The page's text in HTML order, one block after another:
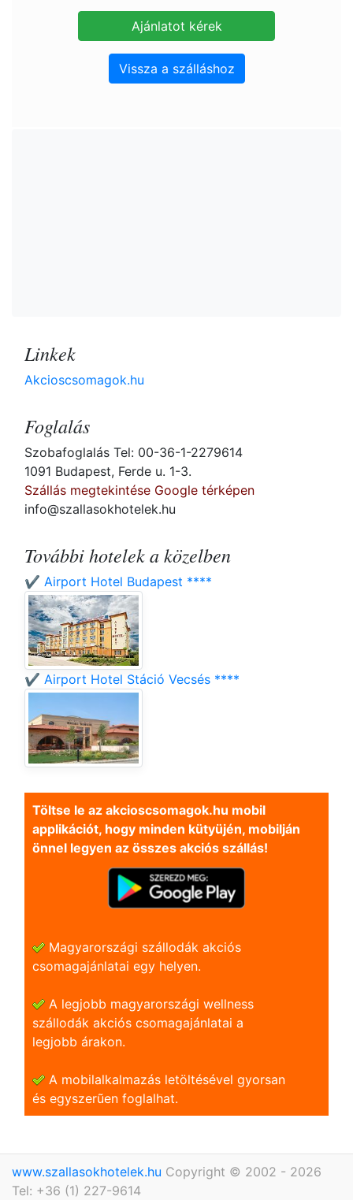
Vissza a szálláshoz
Linkek
Akcioscsomagok.hu
Foglalás
Szobafoglalás Tel: 00-36-1-2279614
1091 Budapest, Ferde u. 1-3.
Szállás megtekintése Google térképen
info@szallasokhotelek.hu
További hotelek a közelben
✔️ Airport Hotel Budapest ****
✔️ Airport Hotel Stáció Vecsés ****
Töltse le az akcioscsomagok.hu mobil
applikációt, hogy minden kütyüjén, mobilján
önnel legyen az összes akciós szállás!
Magyarországi szállodák akciós
csomagajánlatai egy helyen.
A legjobb magyarországi wellness
szállodák akciós csomagajánlatai a
legjobb árakon.
A mobilalkalmazás letöltésével gyorsan
és egyszerũen foglalhat.
www.szallasokhotelek.hu Copyright © 2002 - 2026
Tel: +36 (1) 227-9614